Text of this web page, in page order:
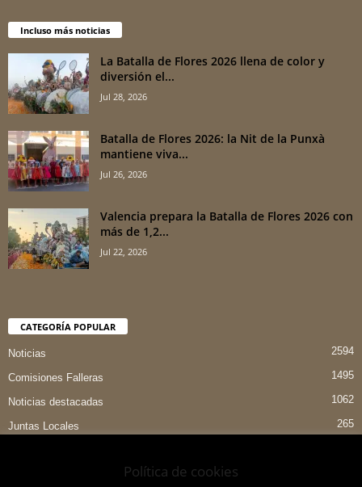
Incluso más noticias
La Batalla de Flores 2026 llena de color y
diversión el...
Jul 28, 2026
Batalla de Flores 2026: la Nit de la Punxà
mantiene viva...
Jul 26, 2026
Valencia prepara la Batalla de Flores 2026 con
más de 1,2...
Jul 22, 2026
CATEGORÍA POPULAR
Noticias 2594
Comisiones Falleras 1495
Noticias destacadas 1062
Juntas Locales 265
Política de cookies